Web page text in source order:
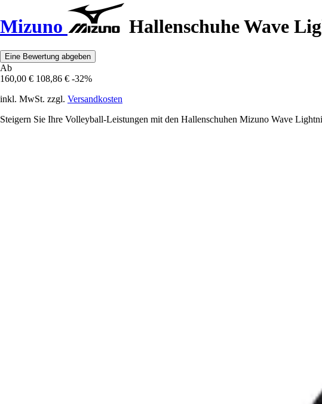
Mizuno Hallenschuhe Wave
Eine Bewertung abgeben
Ab
160,00 € 108,86 € -32%
inkl. MwSt. zzgl. Versandkosten
Steigern Sie Ihre Volleyball-Leistungen mit den Hallenschuhen Mizuno Wave